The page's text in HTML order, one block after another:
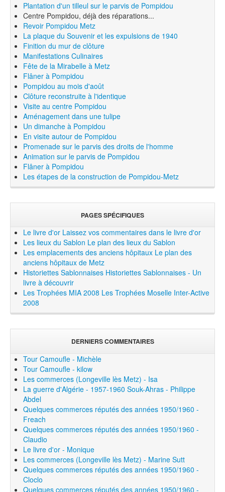
Plantation d'un tilleul sur le parvis de Pompidou
Centre Pompidou, déjà des réparations...
Revoir Pompidou Metz
La plaque du Souvenir et les expulsions de 1940
Finition du mur de clôture
Manifestations Culinaires
Fête de la Mirabelle à Metz
Flâner à Pompidou
Pompidou au mois d'août
Clôture reconstruite à l'identique
Visite au centre Pompidou
Aménagement dans une tulipe
Un dimanche à Pompidou
En visite autour de Pompidou
Promenade sur le parvis des droits de l'homme
Animation sur le parvis de Pompidou
Flâner à Pompidou
Les étapes de la construction de Pompidou-Metz
PAGES SPÉCIFIQUES
Le livre d'or Laissez vos commentaires dans le livre d'or
Les lieux du Sablon Le plan des lieux du Sablon
Les emplacements des anciens hôpitaux Le plan des
anciens hôpitaux de Metz
Historiettes Sablonnaises Historiettes Sablonnaises - Un
livre à découvrir
Les Trophées MIA 2008 Les Trophées Moselle Inter-Active
2008
DERNIERS COMMENTAIRES
Tour Camoufle - Michèle
Tour Camoufle - kilow
Les commerces (Longeville lès Metz) - Isa
La guerre d'Algérie - 1957-1960 Souk-Ahras - Philippe
Abdel
Quelques commerces réputés des années 1950/1960 -
Freach
Quelques commerces réputés des années 1950/1960 -
Claudio
Le livre d'or - Monique
Les commerces (Longeville lès Metz) - Marine Sutt
Quelques commerces réputés des années 1950/1960 -
Cloclo
Quelques commerces réputés des années 1950/1960 -